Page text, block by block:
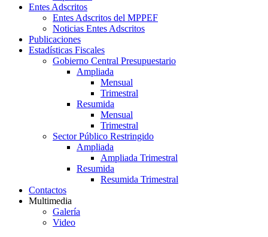
Entes Adscritos
Entes Adscritos del MPPEF
Noticias Entes Adscritos
Publicaciones
Estadísticas Fiscales
Gobierno Central Presupuestario
Ampliada
Mensual
Trimestral
Resumida
Mensual
Trimestral
Sector Público Restringido
Ampliada
Ampliada Trimestral
Resumida
Resumida Trimestral
Contactos
Multimedia
Galería
Video